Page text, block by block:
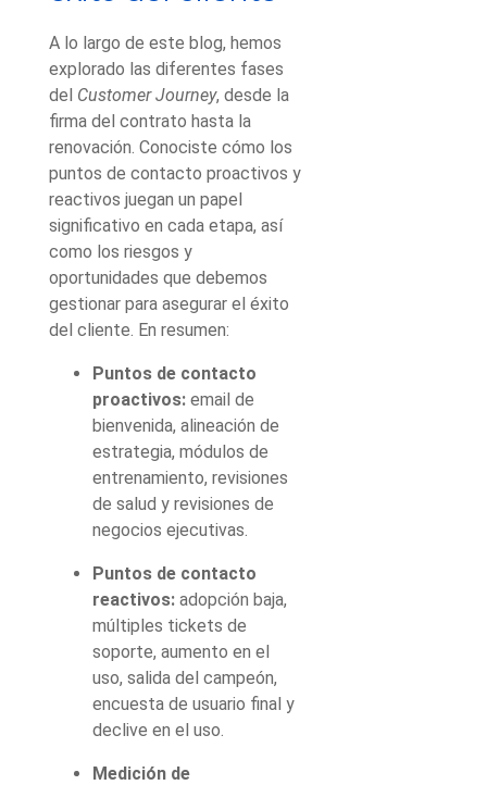
A lo largo de este blog, hemos
explorado las diferentes fases
del Customer Journey, desde la
firma del contrato hasta la
renovación. Conociste cómo los
puntos de contacto proactivos y
reactivos juegan un papel
significativo en cada etapa, así
como los riesgos y
oportunidades que debemos
gestionar para asegurar el éxito
del cliente. En resumen:
Puntos de contacto
proactivos: email de
bienvenida, alineación de
estrategia, módulos de
entrenamiento, revisiones
de salud y revisiones de
negocios ejecutivas.
Puntos de contacto
reactivos: adopción baja,
múltiples tickets de
soporte, aumento en el
uso, salida del campeón,
encuesta de usuario final y
declive en el uso.
Medición de